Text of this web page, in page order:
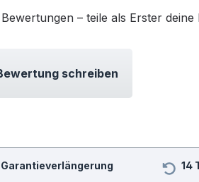
– teile als Erster deine
schreiben
Garantieverlängerung 14